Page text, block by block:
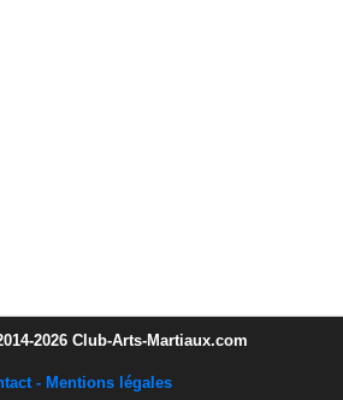
2026 Club-Arts-Martiaux.com
- Mentions légales